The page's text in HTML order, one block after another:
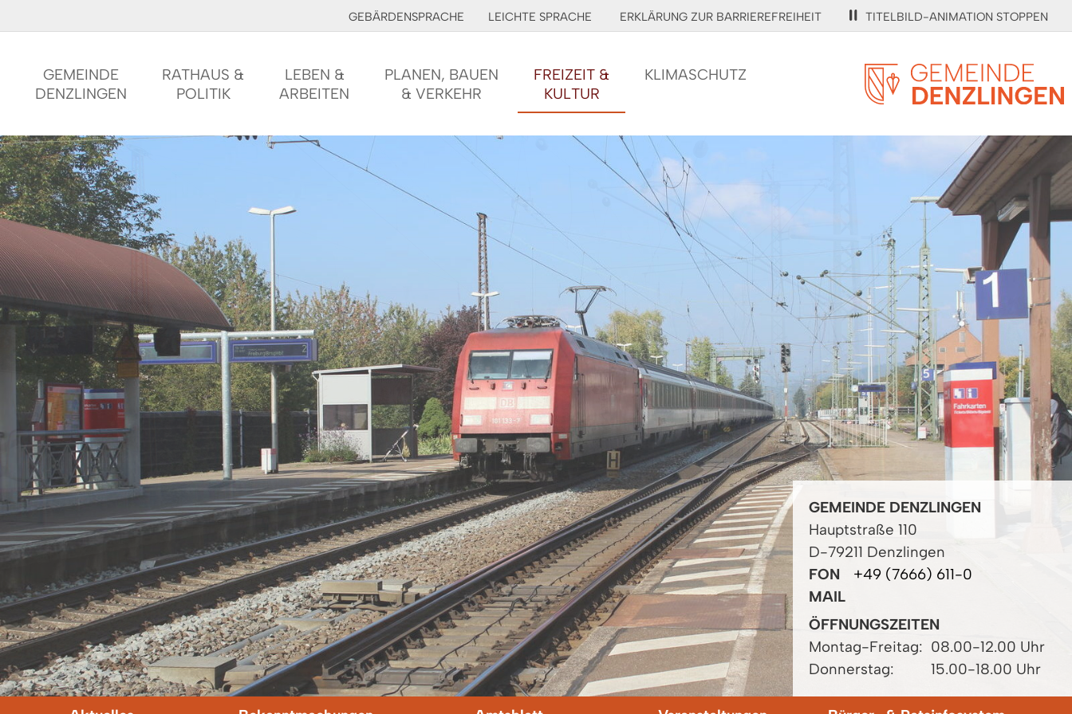
GEBÄRDENSPRACHE LEICHTE SPRACHE ERKLÄRUNG ZUR BARRIEREFREIHEIT TITELBILD-ANIMATION STOPPEN
GEMEINDE
DENZLINGEN
RATHAUS &
POLITIK
LEBEN &
ARBEITEN
PLANEN, BAUEN
& VERKEHR
FREIZEIT &
KULTUR
KLIMASCHUTZ
GEMEINDE DENZLINGEN
Hauptstraße 110
D-79211 Denzlingen
FON
+49 (7666) 611-0
MAIL
ÖFFNUNGSZEITEN
Montag-Freitag: 08.00-12.00 Uhr
Donnerstag:
15.00-18.00 Uhr